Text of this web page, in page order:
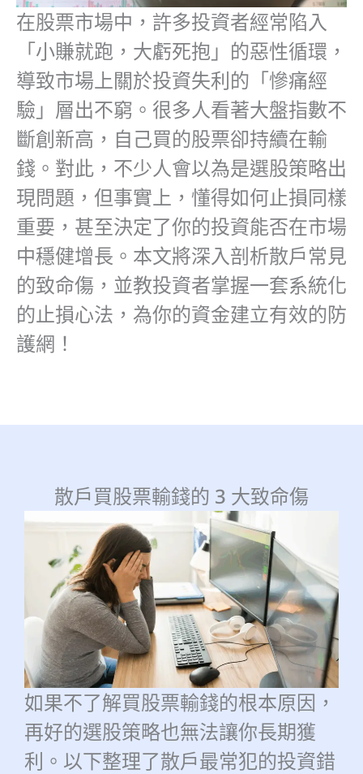
在股票市場中，許多投資者經常陷入
「小賺就跑，大虧死抱」的惡性循環，
導致市場上關於投資失利的「慘痛經
驗」層出不窮。很多人看著大盤指數不
斷創新高，自己買的股票卻持續在輸
錢 。對此，不少人會以為是選股策略出
現問題，但事實上，懂得如何止損同樣
重要，甚至決定了你的投資能否在市場
中穩健增長。本文將深入剖析散戶常見
的致命傷，並教投資者掌握一套系統化
的止損心法，為你的資金建立有效的防
護網！
散戶買股票輸錢的 3 大致命傷
如果不了解買股票輸錢的根本原因，
再好的選股策略也無法讓你長期獲
利。以下整理了散戶最常犯的投資錯